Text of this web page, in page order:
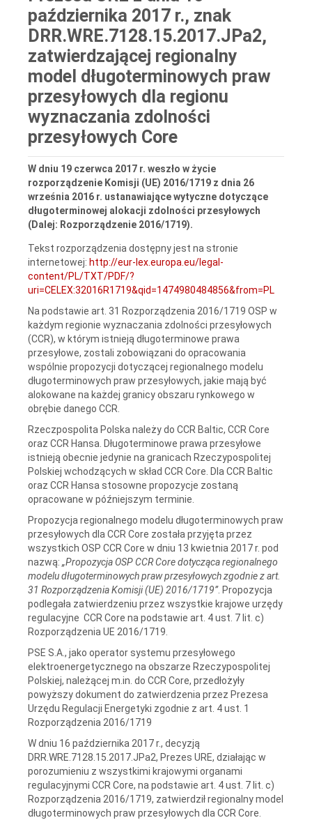
października 2017 r., znak
DRR.WRE.7128.15.2017.JPa2,
zatwierdzającej regionalny
model długoterminowych praw
przesyłowych dla regionu
wyznaczania zdolności
przesyłowych Core
W dniu 19 czerwca 2017 r. weszło w życie
rozporządzenie Komisji (UE) 2016/1719 z dnia 26
września 2016 r. ustanawiające wytyczne dotyczące
długoterminowej alokacji zdolności przesyłowych
(Dalej: Rozporządzenie 2016/1719).
Tekst rozporządzenia dostępny jest na stronie
internetowej: http://eur-lex.europa.eu/legal-
content/PL/TXT/PDF/?
uri=CELEX:32016R1719&qid=1474980484856&from=PL
Na podstawie art. 31 Rozporządzenia 2016/1719 OSP w
każdym regionie wyznaczania zdolności przesyłowych
(CCR), w którym istnieją długoterminowe prawa
przesyłowe, zostali zobowiązani do opracowania
wspólnie propozycji dotyczącej regionalnego modelu
długoterminowych praw przesyłowych, jakie mają być
alokowane na każdej granicy obszaru rynkowego w
obrębie danego CCR.
Rzeczpospolita Polska należy do CCR Baltic, CCR Core
oraz CCR Hansa. Długoterminowe prawa przesyłowe
istnieją obecnie jedynie na granicach Rzeczypospolitej
Polskiej wchodzących w skład CCR Core. Dla CCR Baltic
oraz CCR Hansa stosowne propozycje zostaną
opracowane w późniejszym terminie.
Propozycja regionalnego modelu długoterminowych praw
przesyłowych dla CCR Core została przyjęta przez
wszystkich OSP CCR Core w dniu 13 kwietnia 2017 r. pod
nazwą: „Propozycja OSP CCR Core dotycząca regionalnego
modelu długoterminowych praw przesyłowych zgodnie z art.
31 Rozporządzenia Komisji (UE) 2016/1719”. Propozycja
podlegała zatwierdzeniu przez wszystkie krajowe urzędy
regulacyjne CCR Core na podstawie art. 4 ust. 7 lit. c)
Rozporządzenia UE 2016/1719.
PSE S.A., jako operator systemu przesyłowego
elektroenergetycznego na obszarze Rzeczypospolitej
Polskiej, należącej m.in. do CCR Core, przedłożyły
powyższy dokument do zatwierdzenia przez Prezesa
Urzędu Regulacji Energetyki zgodnie z art. 4 ust. 1
Rozporządzenia 2016/1719
W dniu 16 października 2017 r., decyzją
DRR.WRE.7128.15.2017.JPa2, Prezes URE, działając w
porozumieniu z wszystkimi krajowymi organami
regulacyjnymi CCR Core, na podstawie art. 4 ust. 7 lit. c)
Rozporządzenia 2016/1719, zatwierdził regionalny model
długoterminowych praw przesyłowych dla CCR Core.